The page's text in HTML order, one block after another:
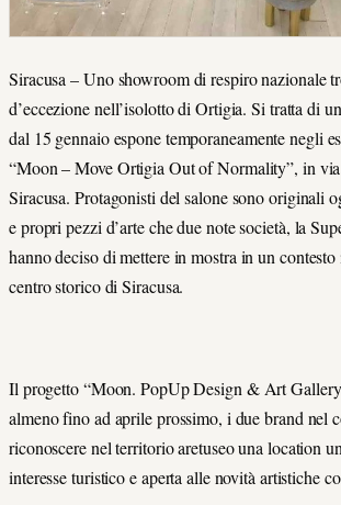
Siracusa – Uno showroom di respiro nazionale
d’eccezione nell’isolotto di Ortigia. Si tratta di
dal 15 gennaio espone temporaneamente negli
“Moon – Move Ortigia Out of Normality”, in
Siracusa. Protagonisti del salone sono originali
e propri pezzi d’arte che due note società, la
hanno deciso di mettere in mostra in un
centro storico di Siracusa.
Il progetto “Moon. PopUp Design & Art
almeno fino ad aprile prossimo, i due brand nel
riconoscere nel territorio aretuseo una location
interesse turistico e aperta alle novità artistiche